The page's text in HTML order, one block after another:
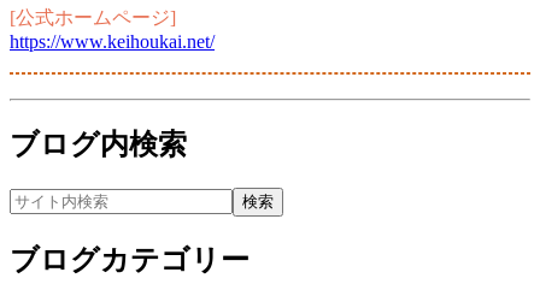
[公式ホームページ]
https://www.keihoukai.net/
ブログ内検索
ブログカテゴリー